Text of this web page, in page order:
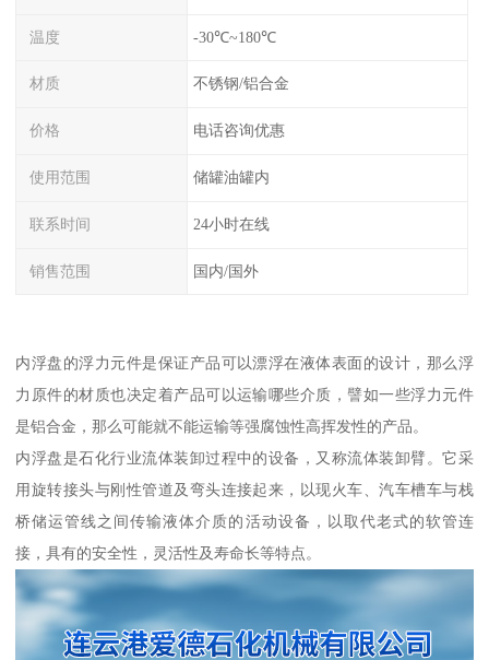
温度 -30℃~180℃
材质 不锈钢/铝合金
价格 电话咨询优惠
使用范围 储罐油罐内
联系时间 24小时在线
销售范围 国内/国外
内浮盘的浮力元件是保证产品可以漂浮在液体表面的设计，那么浮
力原件的材质也决定着产品可以运输哪些介质，譬如一些浮力元件
是铝合金，那么可能就不能运输等强腐蚀性高挥发性的产品。
内浮盘是石化行业流体装卸过程中的设备，又称流体装卸臂。它采
用旋转接头与刚性管道及弯头连接起来，以现火车、汽车槽车与栈
桥储运管线之间传输液体介质的活动设备，以取代老式的软管连
接，具有的安全性，灵活性及寿命长等特点。